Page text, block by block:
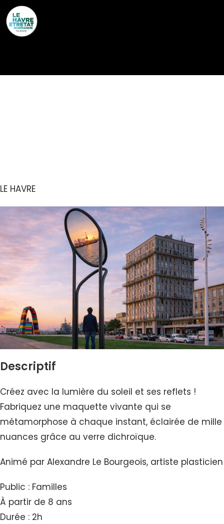
LE HAVRE
Descriptif
Créez avec la lumière du soleil et ses reflets !
Fabriquez une maquette vivante qui se
métamorphose à chaque instant, éclairée de mille
nuances grâce au verre dichroïque.
Animé par Alexandre Le Bourgeois, artiste plasticien
Public : Familles
À partir de 8 ans
Durée : 2h
Cookies management panel